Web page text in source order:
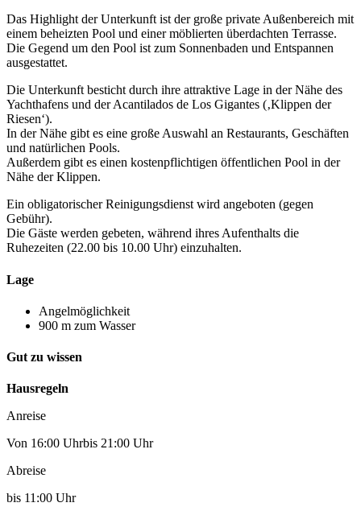
Das Highlight der Unterkunft ist der große private Außenbereich mit
einem beheizten Pool und einer möblierten überdachten Terrasse.
Die Gegend um den Pool ist zum Sonnenbaden und Entspannen
ausgestattet.
Die Unterkunft besticht durch ihre attraktive Lage in der Nähe des
Yachthafens und der Acantilados de Los Gigantes (‚Klippen der
Riesen‘).
In der Nähe gibt es eine große Auswahl an Restaurants, Geschäften
und natürlichen Pools.
Außerdem gibt es einen kostenpflichtigen öffentlichen Pool in der
Nähe der Klippen.
Ein obligatorischer Reinigungsdienst wird angeboten (gegen
Gebühr).
Die Gäste werden gebeten, während ihres Aufenthalts die
Ruhezeiten (22.00 bis 10.00 Uhr) einzuhalten.
Lage
Angelmöglichkeit
900 m zum Wasser
Gut zu wissen
Hausregeln
Anreise
Von 16:00 Uhrbis 21:00 Uhr
Abreise
bis 11:00 Uhr